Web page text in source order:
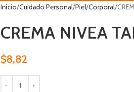
Inicio Cuidado Personal Piel Corporal
CREMA NIVEA
$8,82